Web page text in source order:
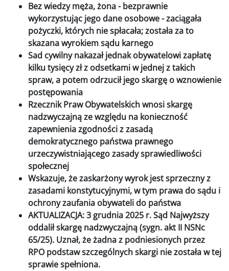
Bez wiedzy męża, żona - bezprawnie
wykorzystując jego dane osobowe - zaciągała
pożyczki, których nie spłacała; została za to
skazana wyrokiem sądu karnego
Sad cywilny nakazał jednak obywatelowi zapłatę
kilku tysięcy zł z odsetkami w jednej z takich
spraw, a potem odrzucił jego skargę o wznowienie
postępowania
Rzecznik Praw Obywatelskich wnosi skargę
nadzwyczajną ze względu na konieczność
zapewnienia zgodności z zasadą
demokratycznego państwa prawnego
urzeczywistniającego zasady sprawiedliwości
społecznej
Wskazuje, że zaskarżony wyrok jest sprzeczny z
zasadami konstytucyjnymi, w tym prawa do sądu i
ochrony zaufania obywateli do państwa
AKTUALIZACJA: 3 grudnia 2025 r. Sąd Najwyższy
oddalił skargę nadzwyczajną (sygn. akt II NSNc
65/25). Uznał, że żadna z podniesionych przez
RPO podstaw szczególnych skargi nie została w tej
sprawie spełniona.